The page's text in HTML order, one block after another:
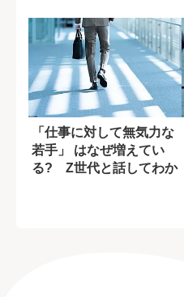
「仕事に対して無気力な
若手」 はなぜ増えてい
る? Z世代と話してわか